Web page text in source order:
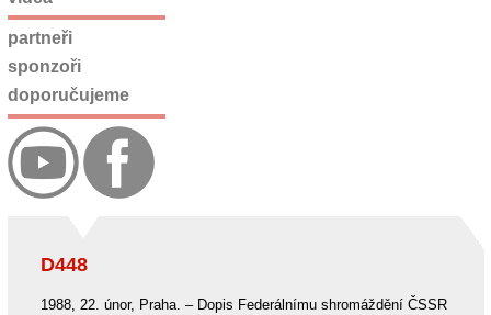
D448
1988, 22. únor, Praha. – Dopis Federálnímu shromáždění ČSSR
partneři
sponzoři
doporučujeme